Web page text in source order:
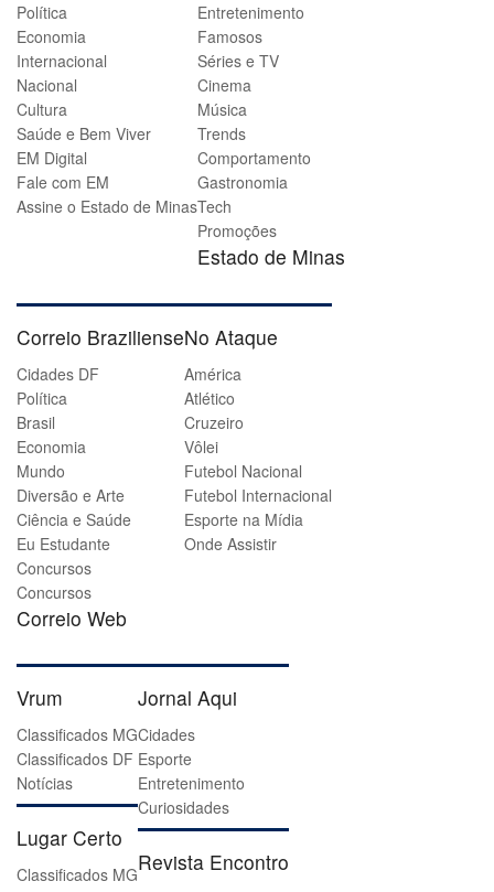
Política
Economia
Internacional
Nacional
Cultura
Saúde e Bem Viver
EM Digital
Fale com EM
Assine o Estado de Minas
Entretenimento
Famosos
Séries e TV
Cinema
Música
Trends
Comportamento
Gastronomia
Tech
Promoções
Estado de Minas
Correio Braziliense
Cidades DF
Política
Brasil
Economia
Mundo
Diversão e Arte
Ciência e Saúde
Eu Estudante
Concursos
Concursos
Correio Web
No Ataque
América
Atlético
Cruzeiro
Vôlei
Futebol Nacional
Futebol Internacional
Esporte na Mídia
Onde Assistir
Vrum
Classificados MG
Classificados DF
Notícias
Lugar Certo
Classificados MG
Jornal Aqui
Cidades
Esporte
Entretenimento
Curiosidades
Revista Encontro